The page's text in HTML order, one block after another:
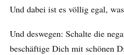
Und dabei ist es völlig egal,
Und deswegen: Schalte die
beschäftige Dich mit schönen